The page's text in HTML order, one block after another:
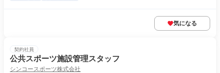
気になる
契約社員
公共スポーツ施設管理スタッフ
シンコースポーツ株式会社